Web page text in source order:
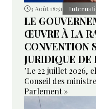
3 Août 18:51
LE
ŒUVRE À LA
CONVENTION
JURIDIQUE DE
"Le 22 juillet 2026,
Conseil des
Parlement »